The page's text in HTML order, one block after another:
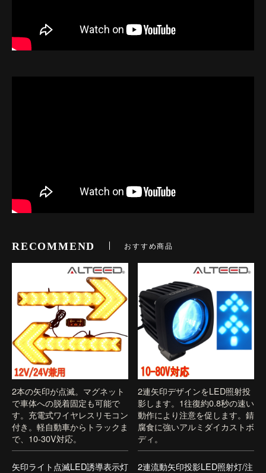
RECOMMEND おすすめ商品
2本の矢印が点滅。マグネット
で車体への脱着固定も可能で
す。充電式ワイヤレスリモコン
付き。軽自動車からトラックま
で、10-30V対応。
矢印ライト点滅LED誘導表示灯
2連矢印デザインをLED照射投
影します。1往復約0.8秒の速い
動作により注意を促します。錆
腐食に強いアルミダイカストボ
ディ。
2連流動矢印投影LED照射灯/注